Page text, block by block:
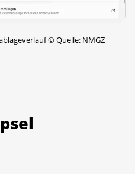
©Quelle: NMGZ